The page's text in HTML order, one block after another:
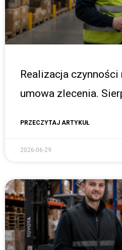
Realizacja
umowa zlecenia.
PRZECZYTAJ ARTYKUŁ
2026-06-29